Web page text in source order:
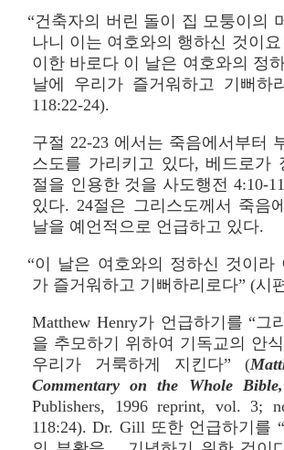
“건축자의 버린 돌이 집 모퉁이의
나니 이는 여호와의 행하신 것이요
이한 바로다 이 날은 여호와의 정
날에 우리가 즐거워하고 기뻐하
118:22-24).
구절 22-23 에서는 죽음에서부터
스도를 가리키고 있다, 베드로가
절을 인용한 것을 사도행전 4:10-
있다. 24절은 그리스도께서 죽음
날을 예언적으로 언급하고 있다.
“이 날은 여호와의 정하신 것이라
가 즐거워하고 기뻐하리로다” (시
Matthew Henry가 언급하기를 “그
을 추모하기 위하여 기독교의 안
우리가 거룩하게 지킨다” (
Commentary on the Whole Bible,
Publishers, 1996 reprint, vol. 3;
118:24). Dr. Gill 또한 언급하기를